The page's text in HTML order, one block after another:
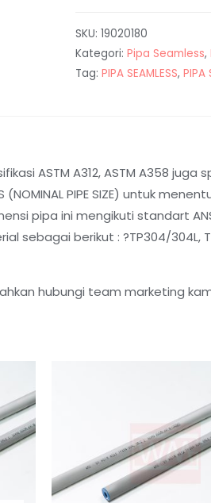
SKU: 19020180
Kategori: Pipa Seamless,
Tag: PIPA SEAMLESS, PIPA
ASTM A312, ASTM A358 juga
PIPE SIZE) untuk
pipa ini mengikuti standart
berikut : ?TP304/304L,
hubungi team marketing